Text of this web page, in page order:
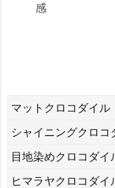
感
マットクロコダイル
シャイニングクロコ
目地染めクロコダイ
ヒマラヤクロコダイ